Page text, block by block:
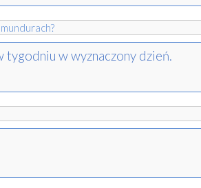
tygodniu w wyznaczony dzień.